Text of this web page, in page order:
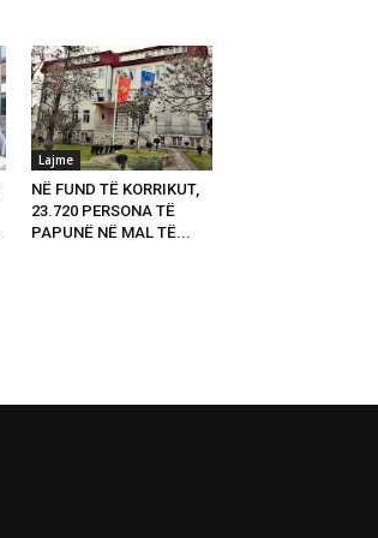
Lajme
NË FUND TË KORRIKUT,
23.720 PERSONA TË
PAPUNË NË MAL TË...